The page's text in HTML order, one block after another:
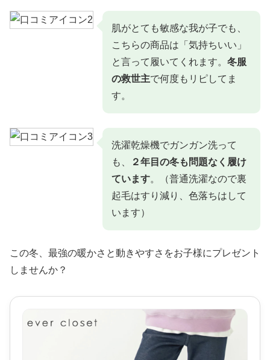
肌がとても敏感な我が子でも、
こちらの商品は「気持ちいい」
と言って履いてくれます。 冬服
の救世主で何度もリピしてま
す。
洗濯乾燥機でガンガン洗って
も、
２年目の冬も問題なく履け
ています。（普通洗濯なので裏
起毛はすり減り、色落ちはして
います）
この冬、最強の暖かさと動きやすさをお子様にプレゼント
しませんか？